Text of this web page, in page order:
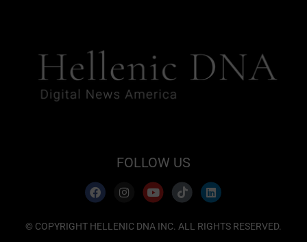
FOLLOW US
© COPYRIGHT HELLENIC DNA INC. ALL RIGHTS RESERVED.